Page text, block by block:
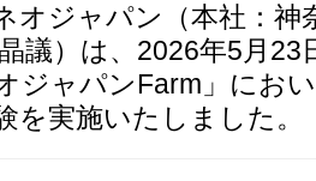
オジャパン（本社：神
議）は、2026年5月23
ジャパンFarm」にお
を実施いたしました。